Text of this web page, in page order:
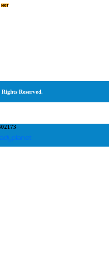
Reserved.